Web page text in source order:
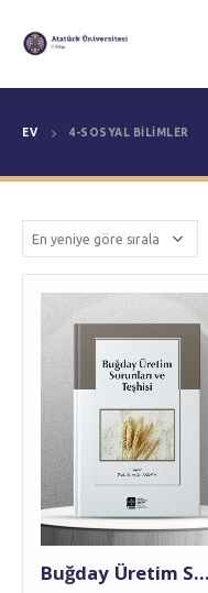
EV 4-SOSYAL BILIMLER
Buğday Üretim Sorunları ve Teşhisi